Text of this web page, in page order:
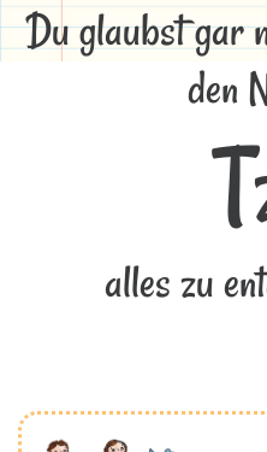
Du glaubst gar
den
alles zu